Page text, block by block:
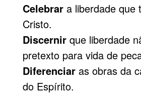
Celebrar a liberdade que
Cristo.
Discernir que liberdade
pretexto para vida de
Diferenciar as obras da
do Espírito.